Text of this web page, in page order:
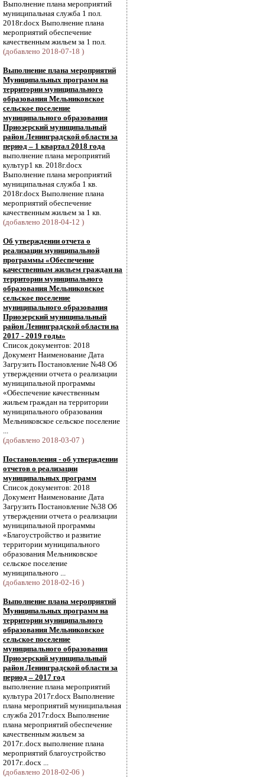
Выполнение плана мероприятий
муниципальная служба 1 пол.
2018г.docx Выполнение плана
мероприятий обеспечение
качественным жильем за 1 пол.
(добавлено 2018-07-18 )
Выполнение плана мероприятий
Муниципальных программ на
территории муниципального
образования Мельниковское
сельское поселение
муниципального образования
Приозерский муниципальный
район Ленинградской области за
период – 1 квартал 2018 года
выполнение плана мероприятий
культур1 кв. 2018г.docx
Выполнение плана мероприятий
муниципальная служба 1 кв.
2018г.docx Выполнение плана
мероприятий обеспечение
качественным жильем за 1 кв.
(добавлено 2018-04-12 )
Об утверждении отчета о
реализации муниципальной
программы «Обеспечение
качественным жильем граждан на
территории муниципального
образования Мельниковское
сельское поселение
муниципального образования
Приозерский муниципальный
район Ленинградской области на
2017 - 2019 годы»
Список документов: 2018
Документ Наименование Дата
Загрузить Постановление №48 Об
утверждении отчета о реализации
муниципальной программы
«Обеспечение качественным
жильем граждан на территории
муниципального образования
Мельниковское сельское поселение
...
(добавлено 2018-03-07 )
Постановления - об утверждении
отчетов о реализации
муниципальных программ
Список документов: 2018
Документ Наименование Дата
Загрузить Постановление №38 Об
утверждении отчета о реализации
муниципальной программы
«Благоустройство и развитие
территории муниципального
образования Мельниковское
сельское поселение
муниципального ...
(добавлено 2018-02-16 )
Выполнение плана мероприятий
Муниципальных программ на
территории муниципального
образования Мельниковское
сельское поселение
муниципального образования
Приозерский муниципальный
район Ленинградской области за
период – 2017 год
выполнение плана мероприятий
культура 2017г.docx Выполнение
плана мероприятий муниципальная
служба 2017г.docx Выполнение
плана мероприятий обеспечение
качественным жильем за
2017г..docx выполнение плана
мероприятий благоустройство
2017г..docx ...
(добавлено 2018-02-06 )